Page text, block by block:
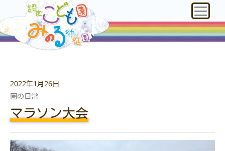
2022年1月26日
園の日常
マラソン大会